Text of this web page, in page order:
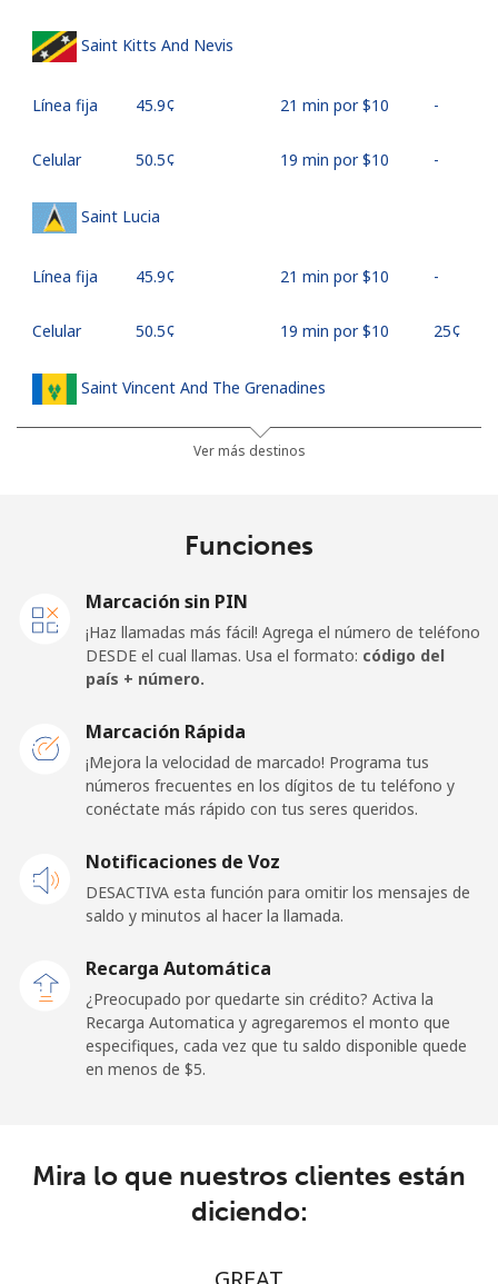
Saint Kitts And Nevis
Línea fija ⁦45.9¢⁩ 21 min por ⁦$10⁩ -
Celular ⁦50.5¢⁩ 19 min por ⁦$10⁩ -
Saint Lucia
Línea fija ⁦45.9¢⁩ 21 min por ⁦$10⁩ -
Celular ⁦50.5¢⁩ 19 min por ⁦$10⁩ ⁦25¢⁩
Saint Vincent And The Grenadines
24 min por ⁦$10⁩
Línea fija
⁦195.5¢⁩
San Marino
Línea fija ⁦32.9¢⁩ 30 min por ⁦$10⁩ -
Sao Tome And Principe
country
⁦313.5¢⁩
Saudi Arabia
15 min por ⁦$10⁩
Ver más destinos
Funciones
Marcación sin PIN
¡Haz llamadas más fácil! Agrega el número de teléfono
DESDE el cual llamas. Usa el formato: código del
país + número.
Marcación Rápida
¡Mejora la velocidad de marcado! Programa tus
números frecuentes en los dígitos de tu teléfono y
conéctate más rápido con tus seres queridos.
Notificaciones de Voz
DESACTIVA esta función para omitir los mensajes de
saldo y minutos al hacer la llamada.
Recarga Automática
¿Preocupado por quedarte sin crédito? Activa la
Recarga Automatica y agregaremos el monto que
especifiques, cada vez que tu saldo disponible quede
en menos de ⁦$5⁩.
Mira lo que nuestros clientes están
diciendo: